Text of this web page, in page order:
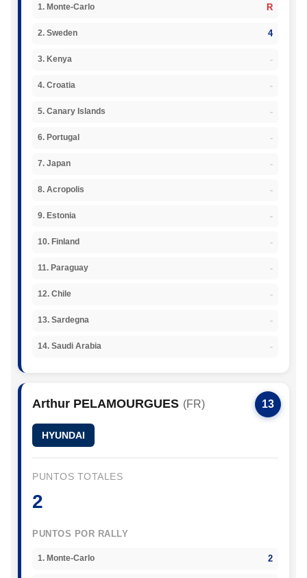
1. Monte-Carlo R
2. Sweden 4
3. Kenya -
4. Croatia -
5. Canary Islands -
6. Portugal -
7. Japan -
8. Acropolis -
9. Estonia -
10. Finland -
11. Paraguay -
12. Chile -
13. Sardegna -
14. Saudi Arabia -
13
Arthur PELAMOURGUES (FR)
HYUNDAI
PUNTOS TOTALES
2
PUNTOS POR RALLY
1. Monte-Carlo 2